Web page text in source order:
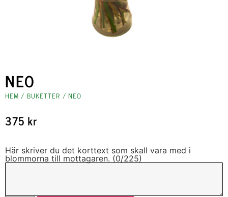
NEO
HEM / BUKETTER / NEO
375 kr
Här skriver du det korttext som skall vara med i
blommorna till mottagaren. (0/225)